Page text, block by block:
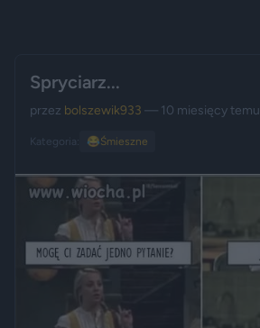
Spryciarz...
przez bolszewik933 — 10 miesięcy temu
Kategoria: 😂Śmieszne